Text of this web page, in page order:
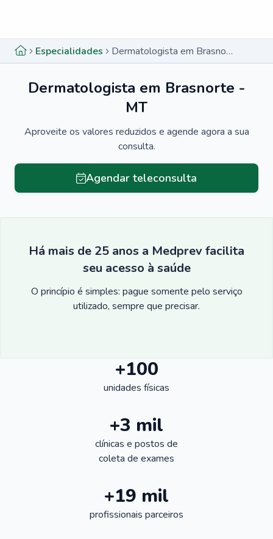
Especialidades Dermatologista em Brasnorte - MT
Dermatologista em Brasnorte -
MT
Aproveite os valores reduzidos e agende agora a sua
consulta.
Agendar teleconsulta
Há mais de 25 anos a Medprev facilita
seu acesso à saúde
O princípio é simples: pague somente pelo serviço
utilizado, sempre que precisar.
+100
unidades físicas
+3 mil
clínicas e postos de
coleta de exames
+19 mil
profissionais parceiros